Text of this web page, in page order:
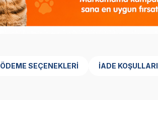
ÖDEME SEÇENEKLERI İADE KOŞULLARI